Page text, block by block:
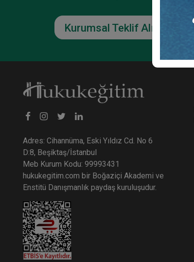
Kurumsal Teklif Alın
Adres: Cihannüma, Eski Yıldız Cd. No 6
D:8, Beşiktaş/İstanbul
Meb Kurum Kodu: 99993431
hukukegitim.com bir Boğaziçi Akademi ve
Enstitü Danışmanlık paydaş kuruluşudur.